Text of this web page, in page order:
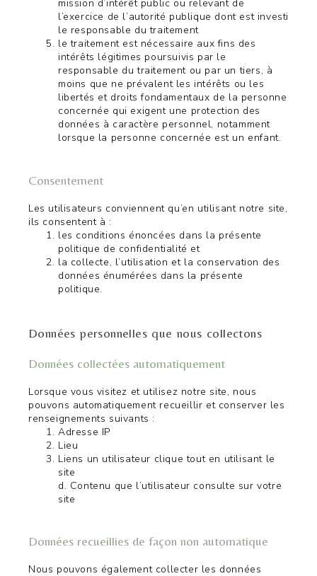
mission d’intérêt public ou relevant de
l’exercice de l’autorité publique dont est investi
le responsable du traitement
le traitement est nécessaire aux fins des
intérêts légitimes poursuivis par le
responsable du traitement ou par un tiers, à
moins que ne prévalent les intérêts ou les
libertés et droits fondamentaux de la personne
concernée qui exigent une protection des
données à caractère personnel, notamment
lorsque la personne concernée est un enfant.
Consentement
Les utilisateurs conviennent qu’en utilisant notre site,
ils consentent à :
les conditions énoncées dans la présente
politique de confidentialité et
la collecte, l’utilisation et la conservation des
données énumérées dans la présente
politique.
Données personnelles que nous collectons
Données collectées automatiquement
Lorsque vous visitez et utilisez notre site, nous
pouvons automatiquement recueillir et conserver les
renseignements suivants :
Adresse IP
Lieu
Liens un utilisateur clique tout en utilisant le
site
d. Contenu que l’utilisateur consulte sur votre
site
Données recueillies de façon non automatique
Nous pouvons également collecter les données